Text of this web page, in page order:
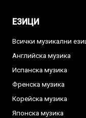
ЕЗИЦИ
Всички музикални
Английска музика
Испанска музика
Френска музика
Корейска музика
Японска музика